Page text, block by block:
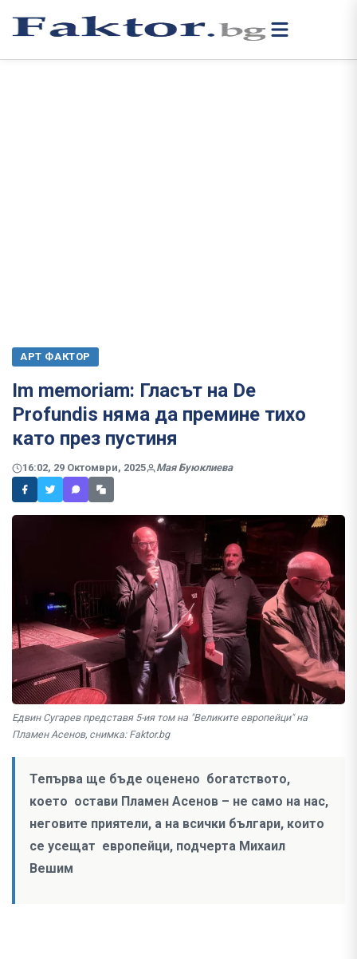
АРТ ФАКТОР
Im memoriam: Гласът на De
Profundis няма да премине тихо
като през пустиня
16:02, 29 Октомври, 2025 Мая Буюклиева
Едвин Сугарев представя 5-ия том на "Великите европейци" на
Пламен Асенов, снимка: Faktor.bg
Тепърва ще бъде оценено богатството,
което остави Пламен Асенов – не само на нас,
неговите приятели, а на всички българи, които
се усещат европейци, подчерта Михаил
Вешим